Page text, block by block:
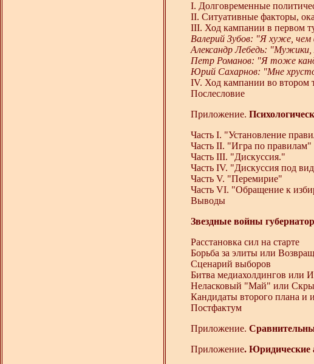
I. Долговременные
II. Ситуативные факторы,
III. Ход кампании в первом
Валерий Зубов: "Я хуже, чем
Александр Лебедь: "Мужики,
Петр Романов: "Я тоже
Юрий Сахарнов: "Мне
IV. Ход кампании во втором
Послесловие
Приложение.
Часть I. "Установление
Часть II. "Игра по правилам"
Часть III. "Дискуссия."
Часть IV. "Дискуссия под
Часть V. "Перемирие"
Часть VI. "Обращение к
Выводы
Звездные войны
Расстановка сил на старте
Борьба за элиты или
Сценарий выборов
Битва медиахолдингов или
Неласковый "Май" или
Кандидаты второго плана и
Постфактум
Приложение.
Приложение. Юридические